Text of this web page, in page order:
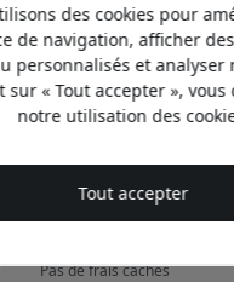
Prix conseillé
899.99
Achetez maintenant
En stock - prêt à être
Pas de frais cachés
des cookies pour
de navigation, afficher
personnalisés et analyser
sur « Tout accepter », vous
notre utilisation des
Tout accepter